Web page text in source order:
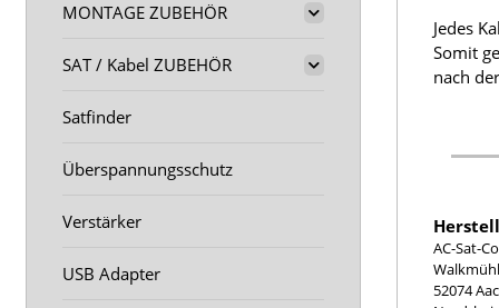
Jedes
Somit
nach
AC-Sat-
52074
MONTAGE ZUBEHÖR
SAT / Kabel ZUBEHÖR
Satfinder
Überspannungsschutz
Verstärker
USB Adapter